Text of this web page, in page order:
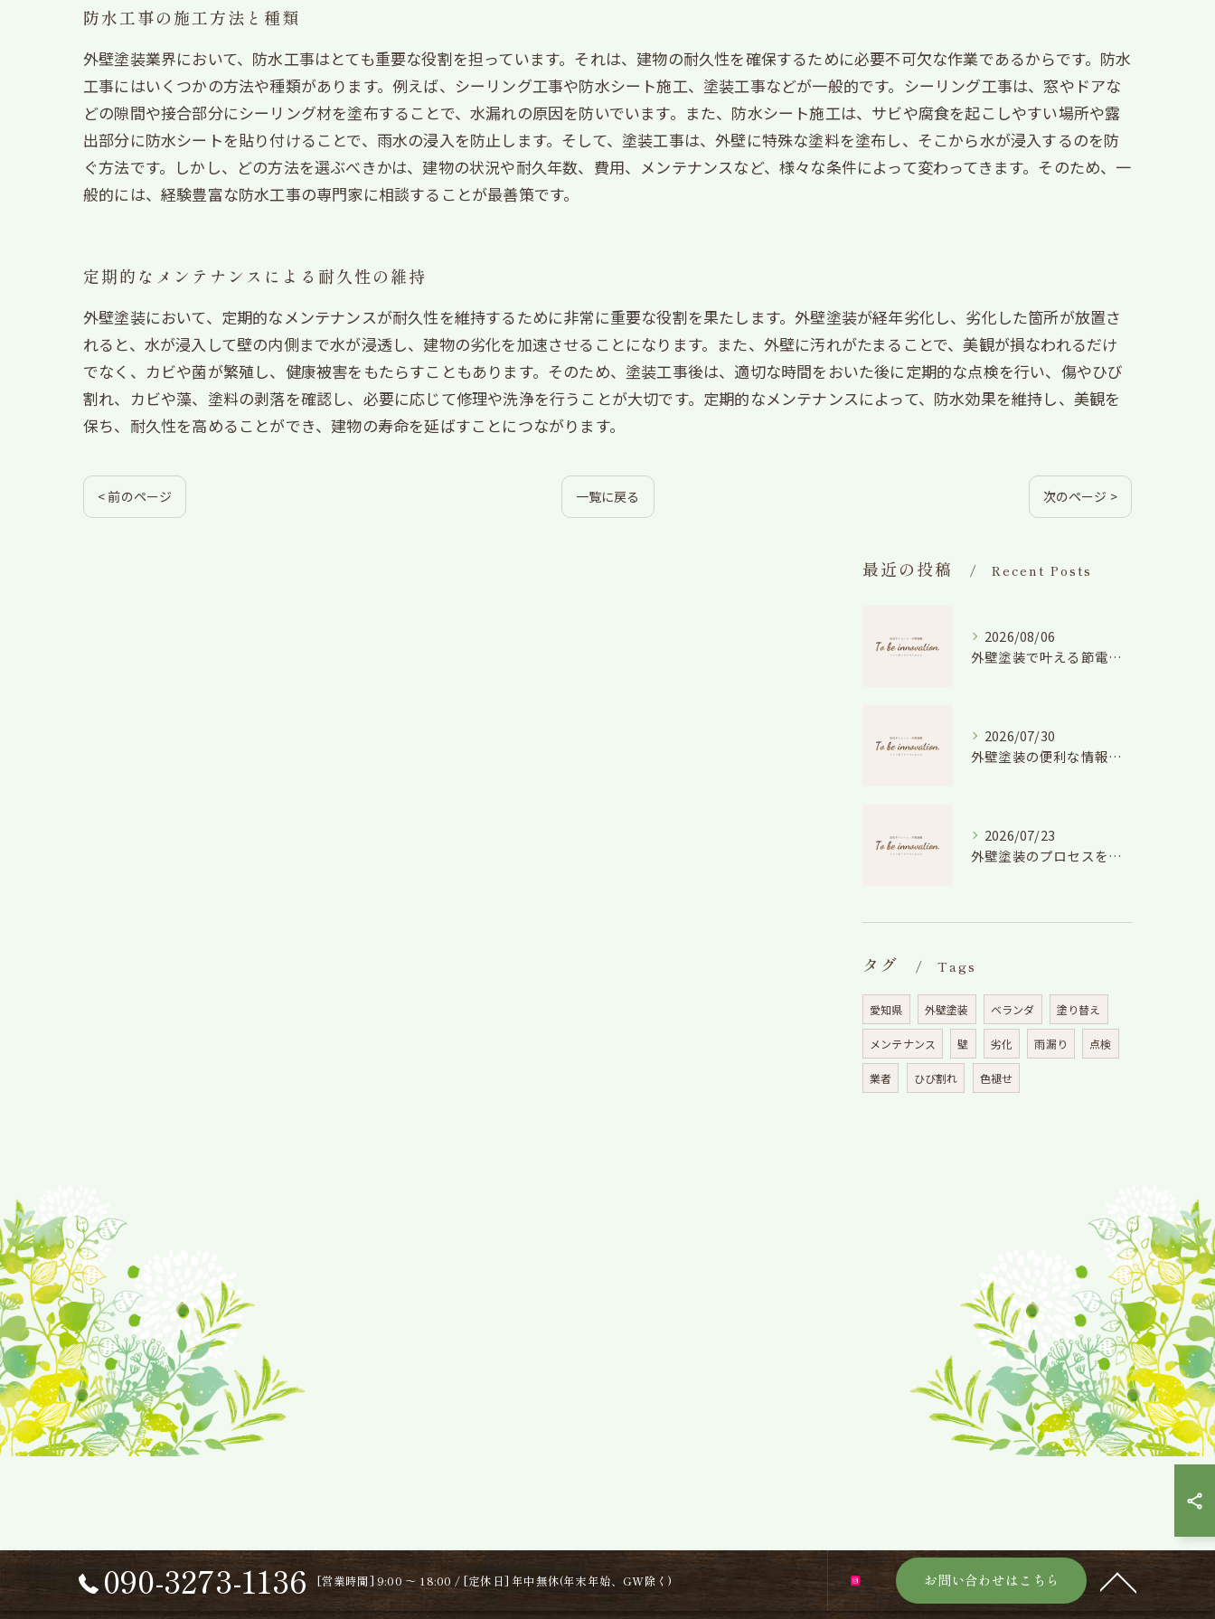
防水工事の施工方法と種類
外壁塗装業界において、防水工事はとても重要な役割を担っています。それは、建物の耐久性を確保するために必要不可欠な作業であるからです。防水
工事にはいくつかの方法や種類があります。例えば、シーリング工事や防水シート施工、塗装工事などが一般的です。シーリング工事は、窓やドアな
どの隙間や接合部分にシーリング材を塗布することで、水漏れの原因を防いでいます。また、防水シート施工は、サビや腐食を起こしやすい場所や露
出部分に防水シートを貼り付けることで、雨水の浸入を防止します。そして、塗装工事は、外壁に特殊な塗料を塗布し、そこから水が浸入するのを防
ぐ方法です。しかし、どの方法を選ぶべきかは、建物の状況や耐久年数、費用、メンテナンスなど、様々な条件によって変わってきます。そのため、一
般的には、経験豊富な防水工事の専門家に相談することが最善策です。
定期的なメンテナンスによる耐久性の維持
外壁塗装において、定期的なメンテナンスが耐久性を維持するために非常に重要な役割を果たします。外壁塗装が経年劣化し、劣化した箇所が放置さ
れると、水が浸入して壁の内側まで水が浸透し、建物の劣化を加速させることになります。また、外壁に汚れがたまることで、美観が損なわれるだけ
でなく、カビや菌が繁殖し、健康被害をもたらすこともあります。そのため、塗装工事後は、適切な時間をおいた後に定期的な点検を行い、傷やひび
割れ、カビや藻、塗料の剥落を確認し、必要に応じて修理や洗浄を行うことが大切です。定期的なメンテナンスによって、防水効果を維持し、美観を
保ち、耐久性を高めることができ、建物の寿命を延ばすことにつながります。
< 前のページ 一覧に戻る 次のページ >
最近の投稿 Recent Posts
2026/08/06
外壁塗装で叶える節電効果と愛知県の相場や色選びのポイントを徹底解説
2026/07/30
外壁塗装の便利な情報と失敗しない色や費用判断のコツを徹底解説
2026/07/23
外壁塗装のプロセスを愛知県でスムーズに進めるための工程と費用徹底解説
タグ Tags
愛知県 外壁塗装 ベランダ 塗り替え
メンテナンス 壁 劣化 雨漏り 点検
業者 ひび割れ 色褪せ
090-3273-1136 [営業時間] 9:00 ～ 18:00 / [定休日] 年中無休(年末年始、GW除く) お問い合わせはこちら